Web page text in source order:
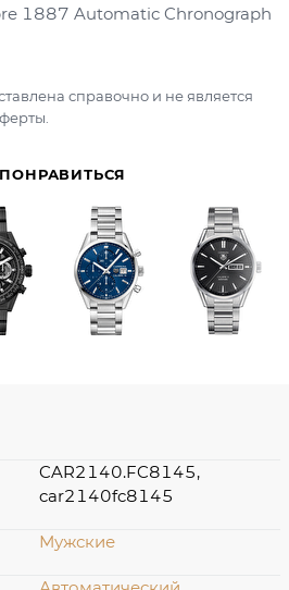
1887 Automatic Chronograph
справочно и не является
CAR2140.FC8145,
car2140fc8145
Мужские